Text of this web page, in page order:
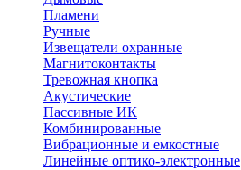
Пламени
Ручные
Извещатели охранные
Магнитоконтакты
Тревожная кнопка
Акустические
Пассивные ИК
Комбинированные
Вибрационные и емкостные
Линейные оптико-электронные